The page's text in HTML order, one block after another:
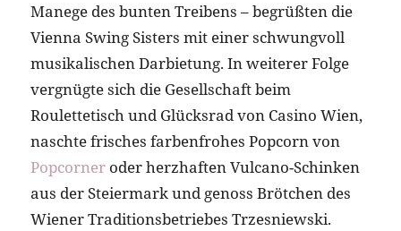
Manege des bunten Treibens – begrüßten die
Vienna Swing Sisters mit einer schwungvoll
musikalischen Darbietung. In weiterer Folge
vergnügte sich die Gesellschaft beim
Roulettetisch und Glücksrad von Casino Wien,
naschte frisches farbenfrohes Popcorn von
Popcorneroder herzhaften Vulcano-Schinken
aus der Steiermark und genoss Brötchen des
Wiener Traditionsbetriebes Trzesniewski.